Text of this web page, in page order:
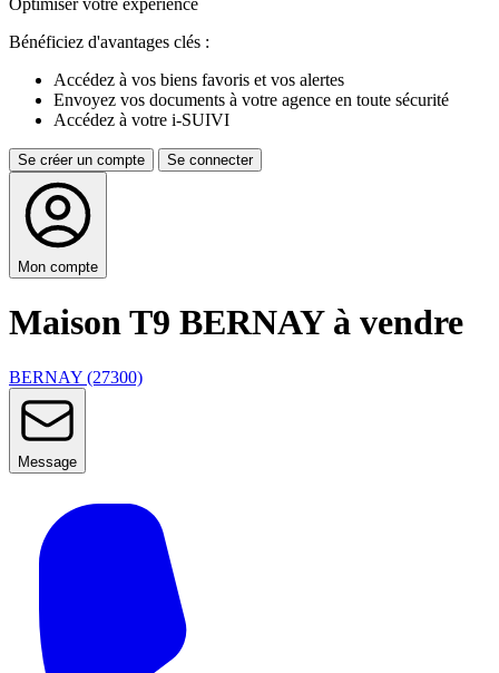
Optimiser votre expérience
Bénéficiez d'avantages clés :
Accédez à vos biens favoris et vos alertes
Envoyez vos documents à votre agence en toute sécurité
Accédez à votre i-SUIVI
Se créer un compte Se connecter
Mon compte
Maison T9 BERNAY à vendre
BERNAY (27300)
Message